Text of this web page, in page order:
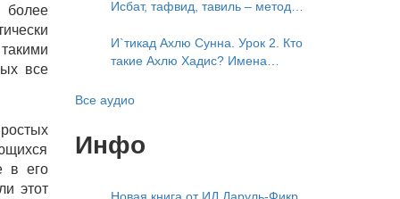
более
все
в его
этот
недостатки, отрицание которых
Концепция ибн Таймийи
Исбат, тафвид, тавиль – методы
Можно ли переводить сифаты
аль-хабария на русский язык?
сифата «биля кейфа» (без
И`тикад Ахлю Сунна. Урок 2. Кто
такие Ахлю Хадис? Имена
понимание Атрибутов
Все аудио
Инфо